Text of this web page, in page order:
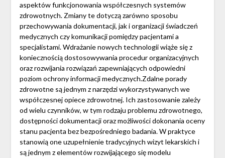
aspektów funkcjonowania współczesnych systemów
zdrowotnych. Zmiany te dotyczą zarówno sposobu
przechowywania dokumentacji, jak i organizacji świadczeń
medycznych czy komunikacji pomiędzy pacjentami a
specjalistami. Wdrażanie nowych technologii wiąże się z
koniecznością dostosowywania procedur organizacyjnych
oraz rozwijania rozwiązań zapewniających odpowiedni
poziom ochrony informacji medycznych.Zdalne porady
zdrowotne są jednym z narzędzi wykorzystywanych we
współczesnej opiece zdrowotnej. Ich zastosowanie zależy
od wielu czynników, w tym rodzaju problemu zdrowotnego,
dostępności dokumentacji oraz możliwości dokonania oceny
stanu pacjenta bez bezpośredniego badania. W praktyce
stanowią one uzupełnienie tradycyjnych wizyt lekarskich i
są jednym z elementów rozwijającego się modelu